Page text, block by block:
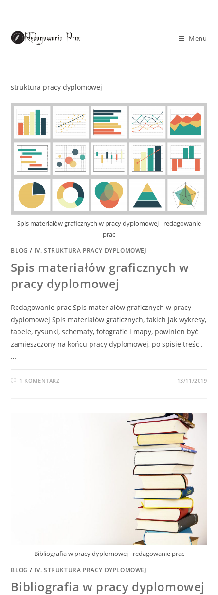
Menu
struktura pracy dyplomowej
Spis materiałów graficznych w pracy dyplomowej - redagowanie
prac
BLOG / IV. STRUKTURA PRACY DYPLOMOWEJ
Spis materiałów graficznych w
pracy dyplomowej
Redagowanie prac Spis materiałów graficznych w pracy
dyplomowej Spis materiałów graficznych, takich jak wykresy,
tabele, rysunki, schematy, fotografie i mapy, powinien być
zamieszczony na końcu pracy dyplomowej, po spisie treści.
…
1 KOMENTARZ 13/11/2019
Bibliografia w pracy dyplomowej - redagowanie prac
BLOG / IV. STRUKTURA PRACY DYPLOMOWEJ
Bibliografia w pracy dyplomowej